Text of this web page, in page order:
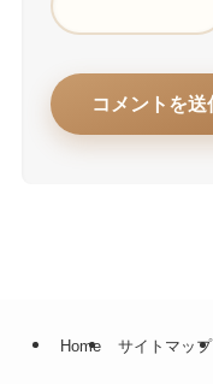
Home サイトマップ